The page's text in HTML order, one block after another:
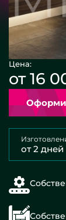
Цена:
от 16
от 2 дней